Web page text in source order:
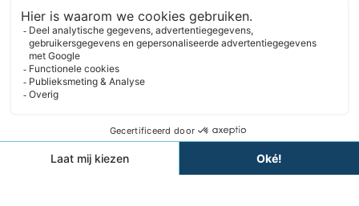
ondernemers en geloven in langdurige samenwerkingen. In
plaats van te denken in beperkingen, zoeken we altijd naar
oplossingen. Daarbij blijven we nieuwsgierig en gericht op
Expertises
Contact